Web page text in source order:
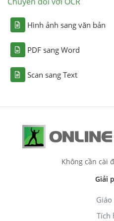
Hình ảnh sang văn bản
PDF sang Word
Scan sang Text
Không cần cài
Giải
Tích